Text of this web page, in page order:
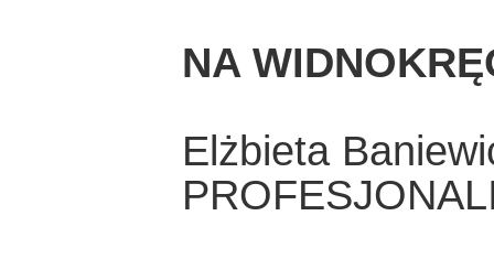
NA
Elżbieta